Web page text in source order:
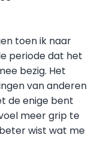
toen ik naar
periode dat het
bezig. Het
van anderen
de enige bent
meer grip te
wist wat me